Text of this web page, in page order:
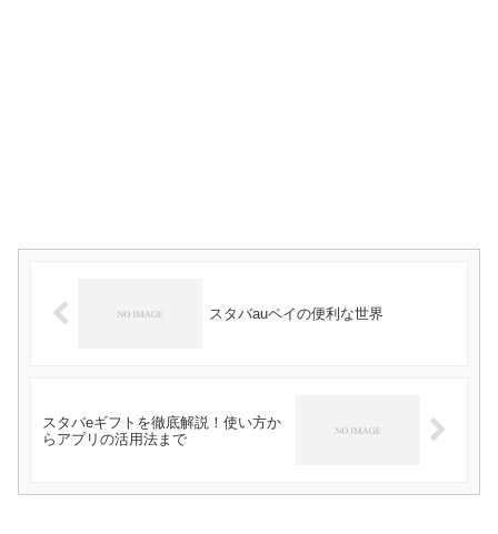
スタバauペイの便利な世界
スタバeギフトを徹底解説！使い方か
らアプリの活用法まで